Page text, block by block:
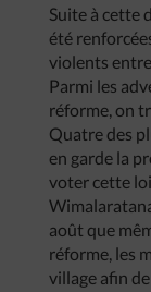
Suite à cette
été
violents
Parmi les
réforme, on
Quatre des
en garde la
voter cette
août que
réforme, les
village afin